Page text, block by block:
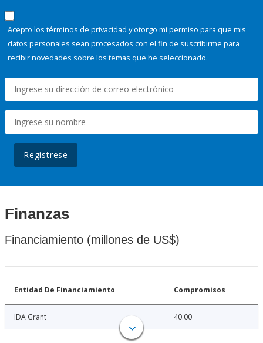
Acepto los términos de privacidad y otorgo mi permiso para que mis
datos personales sean procesados con el fin de suscribirme para
recibir novedades sobre los temas que he seleccionado.
Regístrese
Finanzas
Financiamiento (millones de US$)
Entidad De Financiamiento Compromisos
IDA Grant 40.00